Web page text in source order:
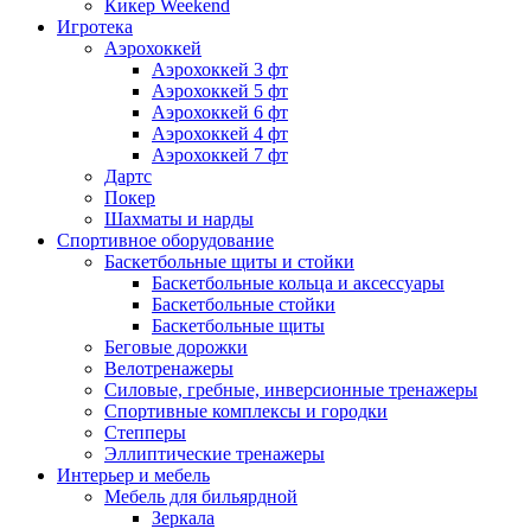
Кикер Weekend
Игротека
Аэрохоккей
Аэрохоккей 3 фт
Аэрохоккей 5 фт
Аэрохоккей 6 фт
Аэрохоккей 4 фт
Аэрохоккей 7 фт
Дартс
Покер
Шахматы и нарды
Спортивное оборудование
Баскетбольные щиты и стойки
Баскетбольные кольца и аксессуары
Баскетбольные стойки
Баскетбольные щиты
Беговые дорожки
Велотренажеры
Силовые, гребные, инверсионные тренажеры
Спортивные комплексы и городки
Степперы
Эллиптические тренажеры
Интерьер и мебель
Мебель для бильярдной
Зеркала